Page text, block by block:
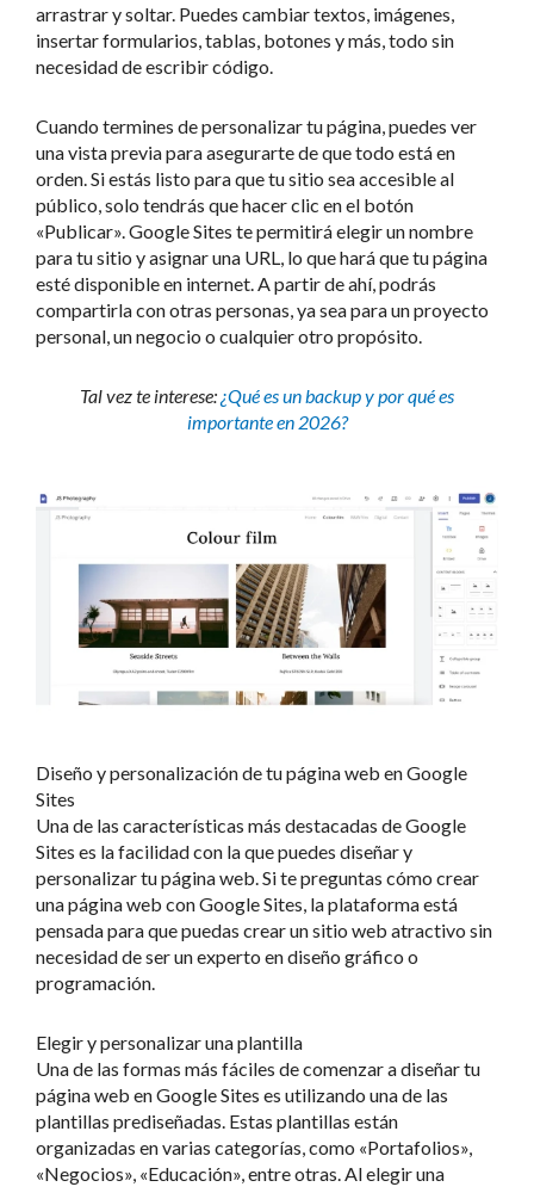
arrastrar y soltar. Puedes cambiar textos, imágenes,
insertar formularios, tablas, botones y más, todo sin
necesidad de escribir código.
Cuando termines de personalizar tu página, puedes ver
una vista previa para asegurarte de que todo está en
orden. Si estás listo para que tu sitio sea accesible al
público, solo tendrás que hacer clic en el botón
«Publicar». Google Sites te permitirá elegir un nombre
para tu sitio y asignar una URL, lo que hará que tu página
esté disponible en internet. A partir de ahí, podrás
compartirla con otras personas, ya sea para un proyecto
personal, un negocio o cualquier otro propósito.
Tal vez te interese: ¿Qué es un backup y por qué es
importante en 2026?
Diseño y personalización de tu página web en Google
Sites
Una de las características más destacadas de Google
Sites es la facilidad con la que puedes diseñar y
personalizar tu página web. Si te preguntas cómo crear
una página web con Google Sites, la plataforma está
pensada para que puedas crear un sitio web atractivo sin
necesidad de ser un experto en diseño gráfico o
programación.
Elegir y personalizar una plantilla
Una de las formas más fáciles de comenzar a diseñar tu
página web en Google Sites es utilizando una de las
plantillas prediseñadas. Estas plantillas están
organizadas en varias categorías, como «Portafolios»,
«Negocios», «Educación», entre otras. Al elegir una